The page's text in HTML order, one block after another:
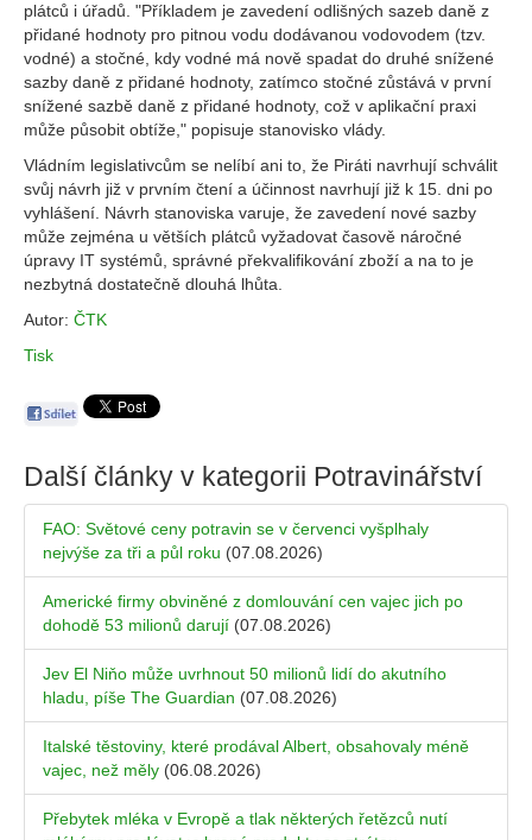
plátců i úřadů. "Příkladem je zavedení odlišných sazeb daně z
přidané hodnoty pro pitnou vodu dodávanou vodovodem (tzv.
vodné) a stočné, kdy vodné má nově spadat do druhé snížené
sazby daně z přidané hodnoty, zatímco stočné zůstává v první
snížené sazbě daně z přidané hodnoty, což v aplikační praxi
může působit obtíže," popisuje stanovisko vlády.
Vládním legislativcům se nelíbí ani to, že Piráti navrhují schválit
svůj návrh již v prvním čtení a účinnost navrhují již k 15. dni po
vyhlášení. Návrh stanoviska varuje, že zavedení nové sazby
může zejména u větších plátců vyžadovat časově náročné
úpravy IT systémů, správné překvalifikování zboží a na to je
nezbytná dostatečně dlouhá lhůta.
Autor: ČTK
Tisk
Další články v kategorii Potravinářství
FAO: Světové ceny potravin se v červenci vyšplhaly
nejvýše za tři a půl roku (07.08.2026)
Americké firmy obviněné z domlouvání cen vajec jich po
dohodě 53 milionů darují (07.08.2026)
Jev El Niňo může uvrhnout 50 milionů lidí do akutního
hladu, píše The Guardian (07.08.2026)
Italské těstoviny, které prodával Albert, obsahovaly méně
vajec, než měly (06.08.2026)
Přebytek mléka v Evropě a tlak některých řetězců nutí